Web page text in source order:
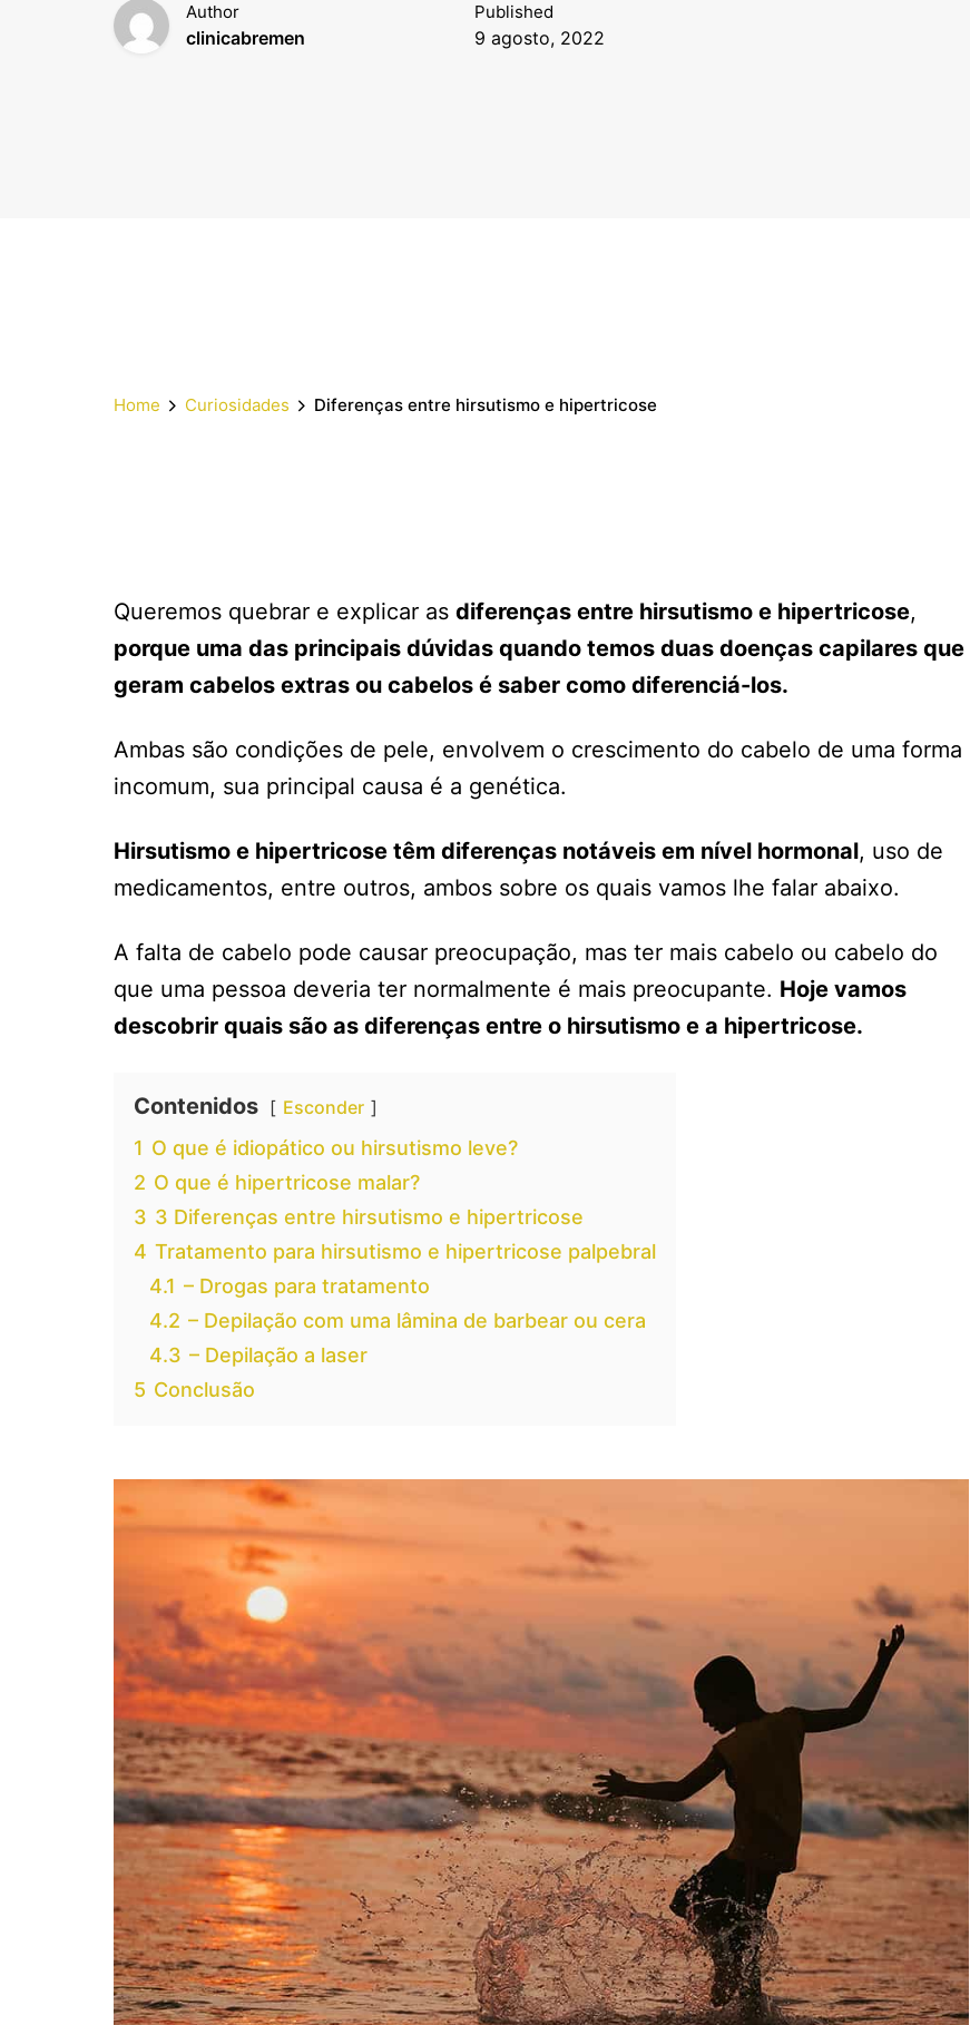
Author
clinicabremen
Published
9 agosto, 2022
Home Curiosidades Diferenças entre hirsutismo e hipertricose
Queremos quebrar e explicar as diferenças entre hirsutismo e hipertricose,
porque uma das principais dúvidas quando temos duas doenças capilares que
geram cabelos extras ou cabelos é saber como diferenciá-los.
Ambas são condições de pele, envolvem o crescimento do cabelo de uma forma
incomum, sua principal causa é a genética.
Hirsutismo e hipertricose têm diferenças notáveis em nível hormonal, uso de
medicamentos, entre outros, ambos sobre os quais vamos lhe falar abaixo.
A falta de cabelo pode causar preocupação, mas ter mais cabelo ou cabelo do
que uma pessoa deveria ter normalmente é mais preocupante. Hoje vamos
descobrir quais são as diferenças entre o hirsutismo e a hipertricose.
Contenidos Esconder
1 O que é idiopático ou hirsutismo leve?
2 O que é hipertricose malar?
3 3 Diferenças entre hirsutismo e hipertricose
4 Tratamento para hirsutismo e hipertricose palpebral
4.1 – Drogas para tratamento
4.2 – Depilação com uma lâmina de barbear ou cera
4.3 – Depilação a laser
5 Conclusão